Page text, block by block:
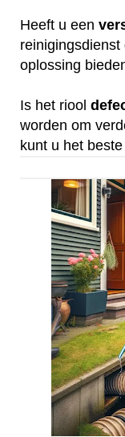
Heeft u een
oplossing
Is het riool
worden om
kunt u het